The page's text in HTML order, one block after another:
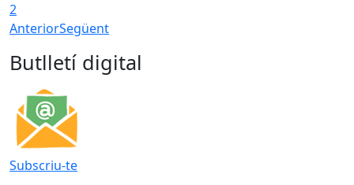
2
AnteriorSegüent
Butlletí digital
Subscriu-te